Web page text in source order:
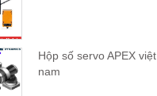
Hộp số servo APEX việt
nam